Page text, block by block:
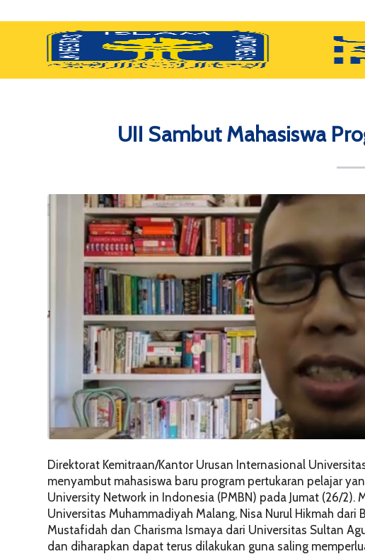
UII Sambut Mahasiswa
Direktorat Kemitraan/Kantor Urusan Internasional
menyambut mahasiswa baru program pertukaran pelajar
University Network in Indonesia (PMBN) pada Jumat (26/2).
Universitas Muhammadiyah Malang, Nisa Nurul Hikmah
Mustafidah dan Charisma Ismaya dari Universitas Sultan
dan diharapkan dapat terus dilakukan guna saling